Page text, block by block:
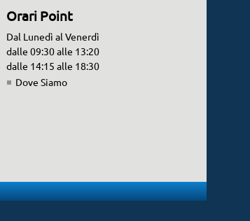
Orari Point
Dal Lunedì al Venerdì
dalle 09:30 alle 13:20
dalle 14:15 alle 18:30
Dove Siamo